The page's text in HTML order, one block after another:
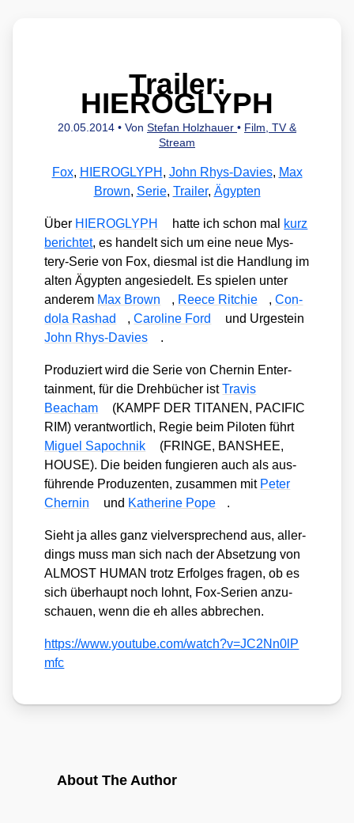
Trailer:
HIEROGLYPH
20.05.2014 • Von Stefan Holzhauer • Film, TV &
Stream
Fox, HIEROGLYPH , John Rhys-Davies, Max
Brown, Serie, Trailer, Ägypten
Über HIEROGLYPH hat­te ich schon mal kurz
berich­tet, es han­delt sich um eine neue Mys­
tery-Serie von Fox, dies­mal ist die Hand­lung im
alten Ägyp­ten ange­sie­delt. Es spie­len unter
ande­rem Max Brown , Reece Rit­chie ,Con­
do­la Ras­had
,Caro­li­ne Ford
und Urge­stein
John Rhys-Davies
.
Pro­du­ziert wird die Serie von Chern­in Enter­
tain­ment, für die Dreh­bü­cher istTra­vis
Beacham
(KAMPF DER TITANEN, PACIFIC
RIM) ver­ant­wort­lich, Regie beim Pilo­ten führt
Miguel Sapoch­nik
(FRINGE, BANSHEE,
HOUSE). Die bei­den fun­gie­ren auch als aus­
füh­ren­de Pro­du­zen­ten, zusam­men mit Peter
Chern­in
und Kathe­ri­ne Pope .
Sieht ja alles ganz viel­ver­spre­chend aus, aller­
dings muss man sich nach der Abset­zung von
ALMOST HUMAN trotz Erfol­ges fra­gen, ob es
sich über­haupt noch lohnt, Fox-Seri­en anzu­
schau­en, wenn die eh alles abbre­chen.
https://​www​.you​tube​.com/​w​a​t​c​h​?​v​=​J​C​2​N​n​0​l​P​
mfc
About The Author